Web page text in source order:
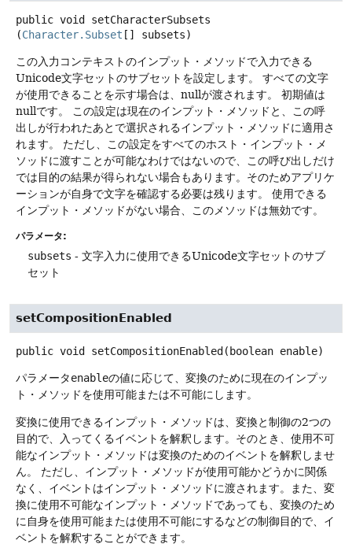
public void
setCharacterSubsets
(Character.Subset [] subsets)
この入力コンテキストのインプット・メソッドで入力できる
Unicode文字セットのサブセットを設定します。
すべての文字
が使用できることを示す場合は、nullが渡されます。
初期値は
nullです。
この設定は現在のインプット・メソッドと、この呼
出しが行われたあとで選択されるインプット・メソッドに適用さ
れます。
ただし、この設定をすべてのホスト・インプット・メ
ソッドに渡すことが可能なわけではないので、この呼び出しだけ
では目的の結果が得られない場合もあります。そのためアプリケ
ーションが自身で文字を確認する必要は残ります。
使用できる
インプット・メソッドがない場合、このメソッドは無効です。
パラメータ:
subsets - 文字入力に使用できるUnicode文字セットのサブ
セット
setCompositionEnabled
public void setCompositionEnabled (boolean enable)
パラメータenableの値に応じて、変換のために現在のインプッ
ト・メソッドを使用可能または不可能にします。
変換に使用できるインプット・メソッドは、変換と制御の2つの
目的で、入ってくるイベントを解釈します。そのとき、使用不可
能なインプット・メソッドは変換のためのイベントを解釈しませ
ん。
ただし、インプット・メソッドが使用可能かどうかに関係
なく、イベントはインプット・メソッドに渡されます。また、変
換に使用不可能なインプット・メソッドであっても、変換のため
に自身を使用可能または使用不可能にするなどの制御目的で、イ
ベントを解釈することができます。